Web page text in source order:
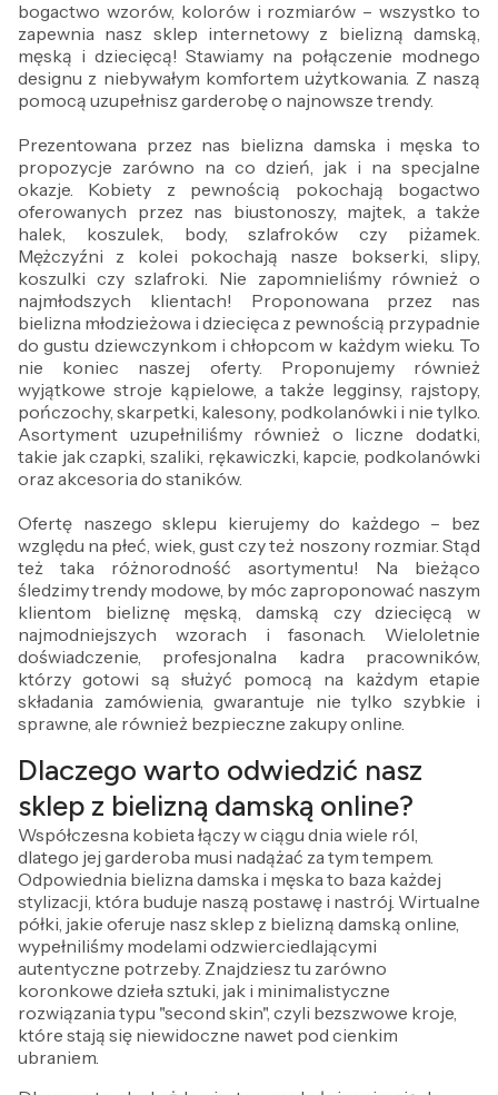
bogactwo wzorów, kolorów i rozmiarów – wszystko to
zapewnia nasz sklep internetowy z bielizną damską,
męską i dziecięcą! Stawiamy na połączenie modnego
designu z niebywałym komfortem użytkowania. Z naszą
pomocą uzupełnisz garderobę o najnowsze trendy.
Prezentowana przez nas bielizna damska i męska to
propozycje zarówno na co dzień, jak i na specjalne
okazje. Kobiety z pewnością pokochają bogactwo
oferowanych przez nas biustonoszy, majtek, a także
halek, koszulek, body, szlafroków czy piżamek.
Mężczyźni z kolei pokochają nasze bokserki, slipy,
koszulki czy szlafroki. Nie zapomnieliśmy również o
najmłodszych klientach! Proponowana przez nas
bielizna młodzieżowa i dziecięca z pewnością przypadnie
do gustu dziewczynkom i chłopcom w każdym wieku. To
nie koniec naszej oferty. Proponujemy również
wyjątkowe stroje kąpielowe, a także legginsy, rajstopy,
pończochy, skarpetki, kalesony, podkolanówki i nie tylko.
Asortyment uzupełniliśmy również o liczne dodatki,
takie jak czapki, szaliki, rękawiczki, kapcie, podkolanówki
oraz akcesoria do staników.
Ofertę naszego sklepu kierujemy do każdego – bez
względu na płeć, wiek, gust czy też noszony rozmiar. Stąd
też taka różnorodność asortymentu! Na bieżąco
śledzimy trendy modowe, by móc zaproponować naszym
klientom bieliznę męską, damską czy dziecięcą w
najmodniejszych wzorach i fasonach. Wieloletnie
doświadczenie, profesjonalna kadra pracowników,
którzy gotowi są służyć pomocą na każdym etapie
składania zamówienia, gwarantuje nie tylko szybkie i
sprawne, ale również bezpieczne zakupy online.
Dlaczego warto odwiedzić nasz
sklep z bielizną damską online?
Współczesna kobieta łączy w ciągu dnia wiele ról,
dlatego jej garderoba musi nadążać za tym tempem.
Odpowiednia bielizna damska i męska to baza każdej
stylizacji, która buduje naszą postawę i nastrój. Wirtualne
półki, jakie oferuje nasz sklep z bielizną damską online,
wypełniliśmy modelami odzwierciedlającymi
autentyczne potrzeby. Znajdziesz tu zarówno
koronkowe dzieła sztuki, jak i minimalistyczne
rozwiązania typu "second skin", czyli bezszwowe kroje,
które stają się niewidoczne nawet pod cienkim
ubraniem.